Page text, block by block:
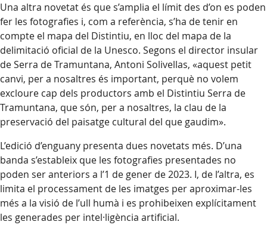
Una altra novetat és que s’amplia el límit des d’on es poden
fer les fotografies i, com a referència, s’ha de tenir en
compte el mapa del Distintiu, en lloc del mapa de la
delimitació oficial de la Unesco. Segons el director insular
de Serra de Tramuntana, Antoni Solivellas, «aquest petit
canvi, per a nosaltres és important, perquè no volem
excloure cap dels productors amb el Distintiu Serra de
Tramuntana, que són, per a nosaltres, la clau de la
preservació del paisatge cultural del que gaudim».
L’edició d’enguany presenta dues novetats més. D’una
banda s’estableix que les fotografies presentades no
poden ser anteriors a l’1 de gener de 2023. I, de l’altra, es
limita el processament de les imatges per aproximar-les
més a la visió de l’ull humà i es prohibeixen explícitament
les generades per intel·ligència artificial.